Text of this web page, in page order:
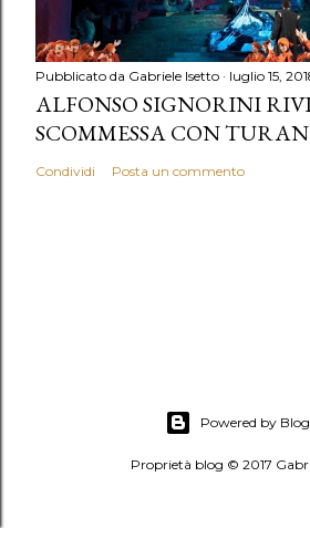
Pubblicato da Gabriele Isetto luglio 15,
ALFONSO SIGNORINI
SCOMMESSA CON
Condividi Posta un commento
Powered by
Proprietà blog © 2017